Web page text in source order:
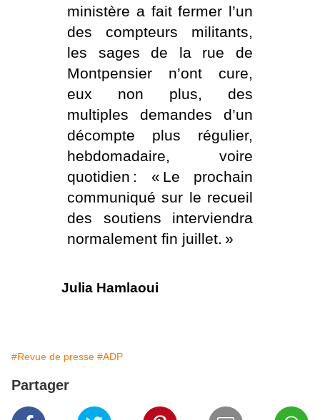
ministère a fait fermer l’un
des compteurs militants,
les sages de la rue de
Montpensier n’ont cure,
eux non plus, des
multiples demandes d’un
décompte plus régulier,
hebdomadaire, voire
quotidien : « Le prochain
communiqué sur le recueil
des soutiens interviendra
normalement fin juillet. »
Julia Hamlaoui
#Revue de presse #ADP
Partager